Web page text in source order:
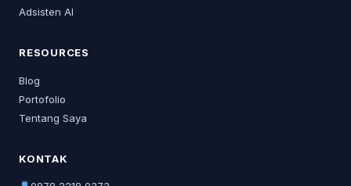
Adsisten AI
RESOURCES
Blog
Portofolio
Tentang Saya
KONTAK